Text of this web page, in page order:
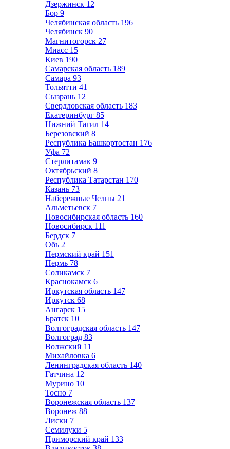
Дзержинск 12
Бор 9
Челябинская область 196
Челябинск 90
Магнитогорск 27
Миасс 15
Киев 190
Самарская область 189
Самара 93
Тольятти 41
Сызрань 12
Свердловская область 183
Екатеринбург 85
Нижний Тагил 14
Березовский 8
Республика Башкортостан 176
Уфа 72
Стерлитамак 9
Октябрьский 8
Республика Татарстан 170
Казань 73
Набережные Челны 21
Альметьевск 7
Новосибирская область 160
Новосибирск 111
Бердск 7
Обь 2
Пермский край 151
Пермь 78
Соликамск 7
Краснокамск 6
Иркутская область 147
Иркутск 68
Ангарск 15
Братск 10
Волгоградская область 147
Волгоград 83
Волжский 11
Михайловка 6
Ленинградская область 140
Гатчина 12
Мурино 10
Тосно 7
Воронежская область 137
Воронеж 88
Лиски 7
Семилуки 5
Приморский край 133